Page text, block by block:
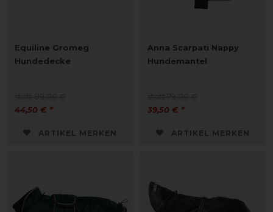
Equiline Gromeg
Hundedecke
44,50 € *
ARTIKEL MERKEN
Anna Scarpati Nappy
Hundemantel
39,50 € *
ARTIKEL MERKEN